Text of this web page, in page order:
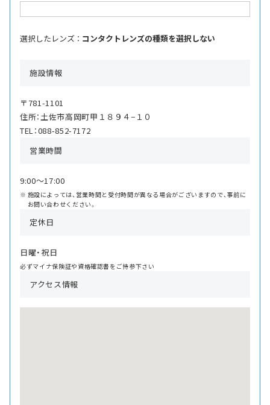
選択したレンズ ： コンタクトレンズの種類を選択しない
施設情報
〒781-1101
住所：土佐市高岡町甲１８９４−１０
TEL：088-852-7172
営業時間
9:00〜17:00
施設によっては、営業時間と受付時間が異なる場合がございますので、事前に
お問い合わせください。
定休日
日曜・祝日
必ずマイナ保険証や資格確認書をご持参下さい
アクセス情報